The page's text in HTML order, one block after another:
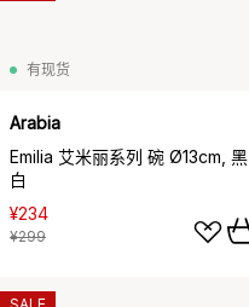
有现货
Arabia
Emilia 艾米丽系列 碗 Ø13cm, 黑
白
¥234
¥299